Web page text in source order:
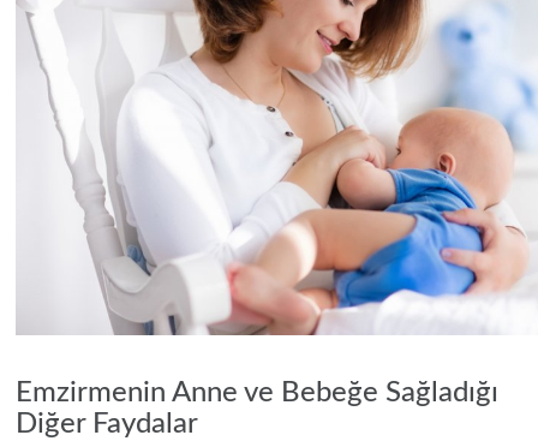
Emzirmenin Anne ve Bebeğe Sağladığı
Diğer Faydalar